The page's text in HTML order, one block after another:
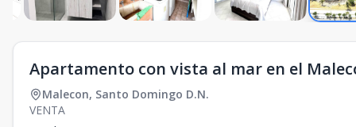
Apartamento con vista al mar en el
Malecon, Santo Domingo D.N.
VENTA